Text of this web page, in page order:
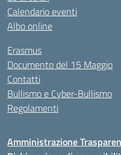
Calendario eventi
Albo online
Erasmus
Documento del 15 Maggio
Contatti
Bullismo e Cyber-Bullismo
Regolamenti
Amministrazione